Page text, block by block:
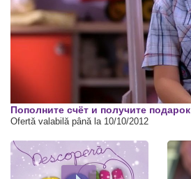
Пополните счёт и получите подарок
Ofertă valabilă până la 10/10/2012